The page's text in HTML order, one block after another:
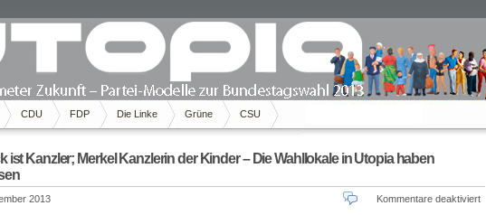
CDU FDP Die Linke Grüne CSU
ist Kanzler; Merkel Kanzlerin der Kinder – Die Wahllokale in Utopia haben
2013 Kommentare deaktiviert